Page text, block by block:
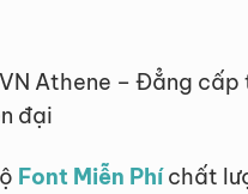
Athene – Đẳng cấp
đại
Font Miễn Phíchất